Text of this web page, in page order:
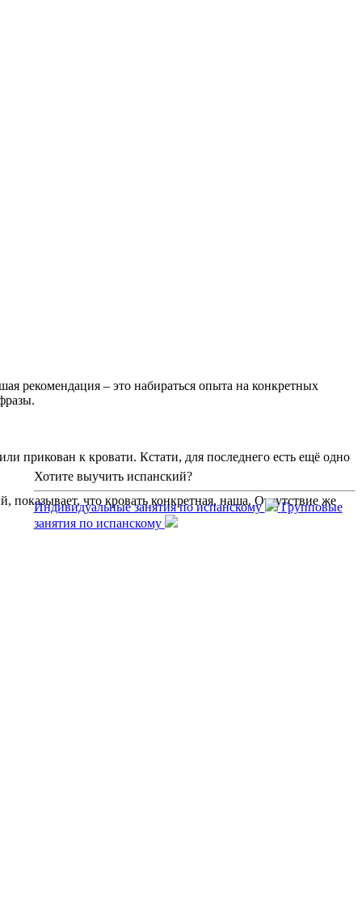
рекомендация – это набираться опыта на конкретных
прикован к кровати. Кстати, для последнего есть ещё одно
показывает, что кровать конкретная, наша. Отсутствие же
Хотите выучить испанский?
Индивидуальные занятия по испанскому
Групповые
занятия по испанскому